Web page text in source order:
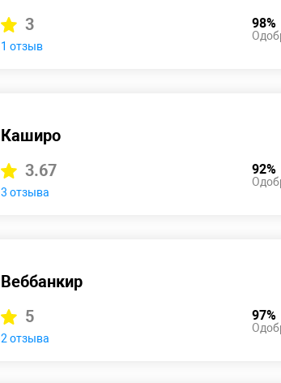
3
1 отзыв
98%
Каширо
3.67
3 отзыва
92%
Веббанкир
5
2 отзыва
97%